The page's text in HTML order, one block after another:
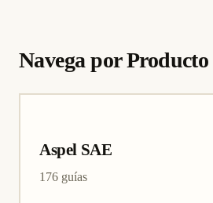
Navega por Producto
Aspel SAE
176 guías